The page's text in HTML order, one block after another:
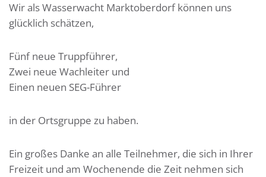
Wir als Wasserwacht Marktoberdorf können uns
glücklich schätzen,
Fünf neue Truppführer,
Zwei neue Wachleiter und
Einen neuen SEG-Führer
in der Ortsgruppe zu haben.
Ein großes Danke an alle Teilnehmer, die sich in Ihrer
Freizeit und am Wochenende die Zeit nehmen sich